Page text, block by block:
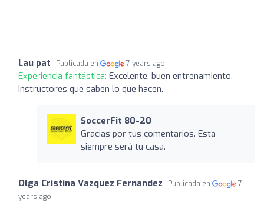
Lau pat Publicada en 7 years ago
Experiencia fantástica: Excelente, buen entrenamiento.
Instructores que saben lo que hacen.
SoccerFit 80-20
Gracias por tus comentarios. Esta
siempre será tu casa.
Olga Cristina Vazquez Fernandez Publicada en
7
years ago